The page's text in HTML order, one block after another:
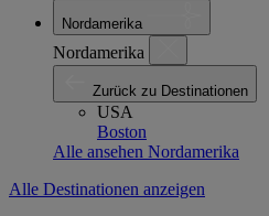
Nordamerika
Nordamerika
Zurück zu Destinationen
USA
Boston
Alle ansehen Nordamerika
Alle Destinationen anzeigen